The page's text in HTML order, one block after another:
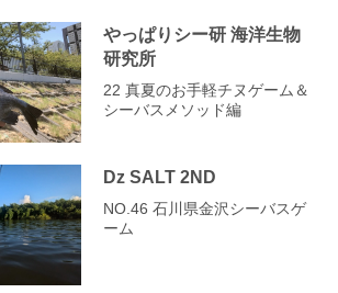
やっぱりシー研 海洋生物
研究所
22 真夏のお手軽チヌゲーム＆
シーバスメソッド編
Dz SALT 2ND
NO.46 石川県金沢シーバスゲ
ーム